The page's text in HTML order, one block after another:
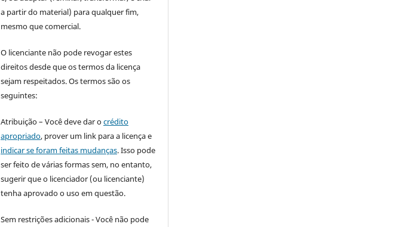
a partir do material) para qualquer fim,
mesmo que comercial.
O licenciante não pode revogar estes
direitos desde que os termos da licença
sejam respeitados. Os termos são os
seguintes:
Atribuição – Você deve dar ocrédito
apropriado, prover um link para a licença e
indicar se foram feitas mudanças. Isso pode
ser feito de várias formas sem, no entanto,
sugerir que o licenciador (ou licenciante)
tenha aprovado o uso em questão.
Sem restrições adicionais - Você não pode